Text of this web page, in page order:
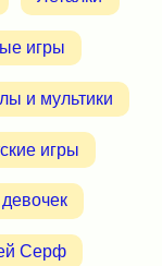
игры
и мультики
игры
Серф